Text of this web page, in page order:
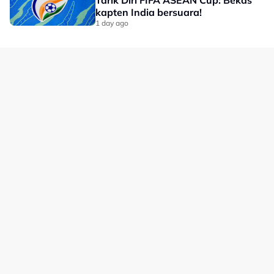
Shin dipecat selepas Indonesia tersingkir di peringkat
kumpulan Piala ASEAN 2024, ketika skuad negara itu
kapten India bersuara!
1 day ago